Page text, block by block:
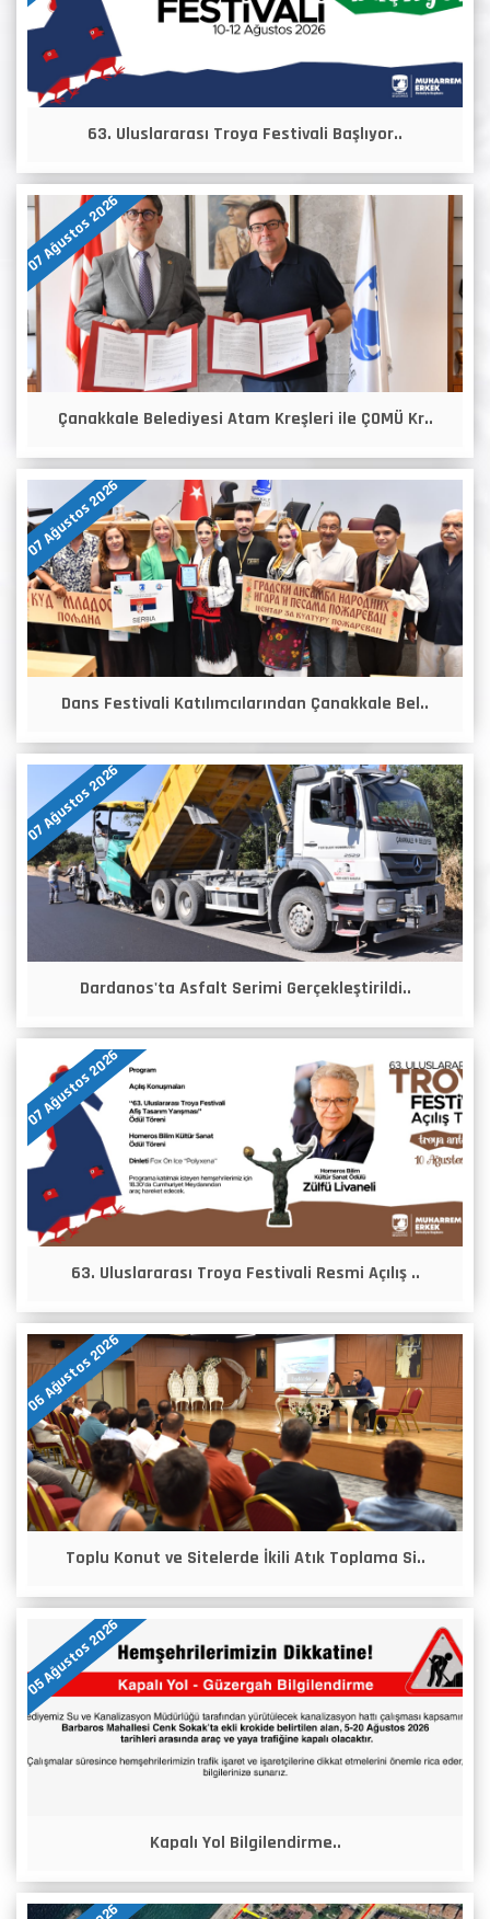
63. Uluslararası Troya Festivali Başlıyor..
07 Ağustos 2026
Çanakkale Belediyesi Atam Kreşleri ile ÇOMÜ Kr..
07 Ağustos 2026
Dans Festivali Katılımcılarından Çanakkale Bel..
07 Ağustos 2026
Dardanos'ta Asfalt Serimi Gerçekleştirildi..
07 Ağustos 2026
63. Uluslararası Troya Festivali Resmi Açılış ..
06 Ağustos 2026
Toplu Konut ve Sitelerde İkili Atık Toplama Si..
05 Ağustos 2026
Kapalı Yol Bilgilendirme..